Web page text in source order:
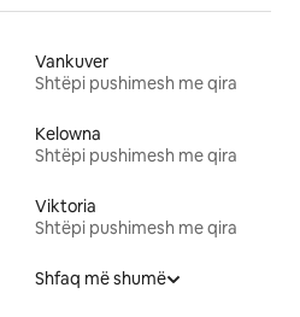
Vankuver
Shtëpi pushimesh me qira
Kelowna
Shtëpi pushimesh me qira
Viktoria
Shtëpi pushimesh me qira
Shfaq më shumë